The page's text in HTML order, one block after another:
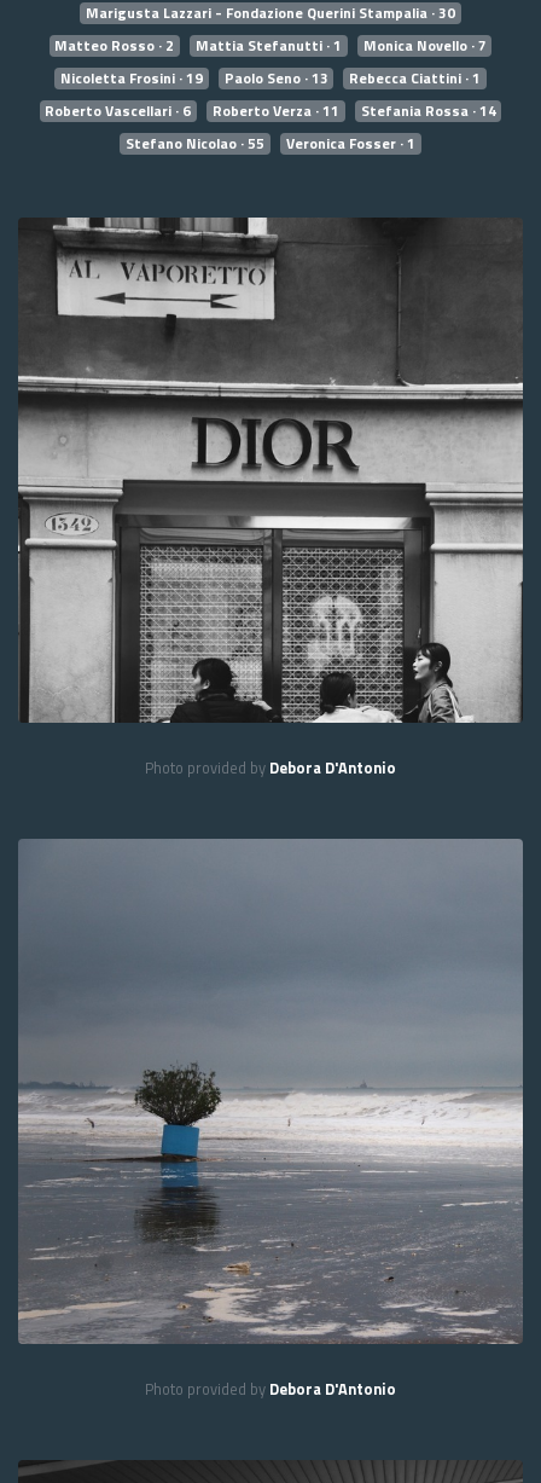
Marigusta Lazzari - Fondazione Querini Stampalia · 30
Matteo Rosso · 2
Mattia Stefanutti · 1
Monica Novello · 7
Nicoletta Frosini · 19
Paolo Seno · 13
Rebecca Ciattini · 1
Roberto Vascellari · 6
Roberto Verza · 11
Stefania Rossa · 14
Stefano Nicolao · 55
Veronica Fosser · 1
Photo provided by Debora D'Antonio
Photo provided by Debora D'Antonio